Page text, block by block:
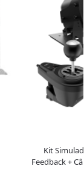
Kit
Feedback +